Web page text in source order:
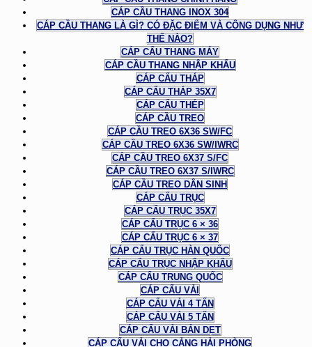
CÁP CẦU THANG INOX 304
CÁP CẦU THANG LÀ GÌ? CÓ ĐẶC ĐIỂM VÀ CÔNG DỤNG NHƯ
THẾ NÀO?
CÁP CẨU THANG MÁY
CÁP CẦU THANG NHẬP KHẨU
CÁP CẨU THÁP
CÁP CẨU THÁP 35X7
CÁP CẨU THÉP
CÁP CẦU TREO
CÁP CẦU TREO 6X36 SW/FC
CÁP CẦU TREO 6X36 SW/IWRC
CÁP CẦU TREO 6X37 S/FC
CÁP CẦU TREO 6X37 S/IWRC
CÁP CẦU TREO DÂN SINH
CÁP CẨU TRỤC
CÁP CẨU TRỤC 35X7
CÁP CẨU TRỤC 6 × 36
CÁP CẨU TRỤC 6 × 37
CÁP CẨU TRỤC HÀN QUỐC
CÁP CẨU TRỤC NHẬP KHẨU
CÁP CẨU TRUNG QUỐC
CÁP CẨU VẢI
CÁP CẨU VẢI 4 TẤN
CÁP CẨU VẢI 5 TẤN
CÁP CẨU VẢI BẢN DẸT
CÁP CẨU VẢI CHO CẢNG HẢI PHÒNG